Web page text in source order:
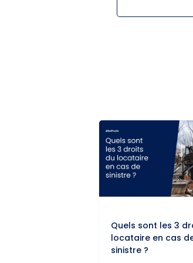
Quels sont les 3
locataire en cas
sinistre ?